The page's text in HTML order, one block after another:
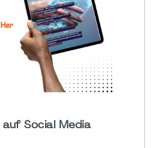
auf Social Media